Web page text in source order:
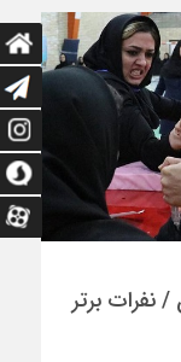
/ نفرات برتر